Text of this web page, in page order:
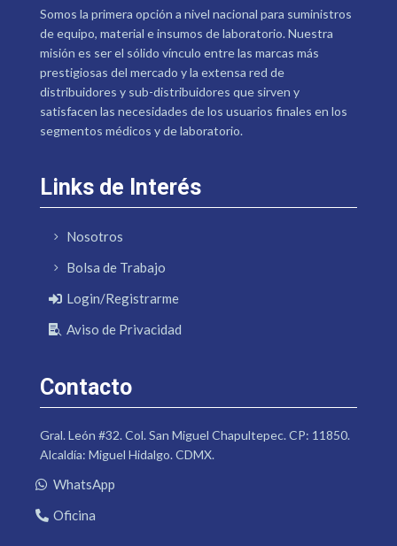
Somos la primera opción a nivel nacional para suministros
de equipo, material e insumos de laboratorio. Nuestra
misión es ser el sólido vínculo entre las marcas más
prestigiosas del mercado y la extensa red de
distribuidores y sub-distribuidores que sirven y
satisfacen las necesidades de los usuarios finales en los
segmentos médicos y de laboratorio.
Links de Interés
Nosotros
Bolsa de Trabajo
Login/Registrarme
Aviso de Privacidad
Contacto
Gral. León #32. Col. San Miguel Chapultepec. CP: 11850.
Alcaldía: Miguel Hidalgo. CDMX.
WhatsApp
Oficina